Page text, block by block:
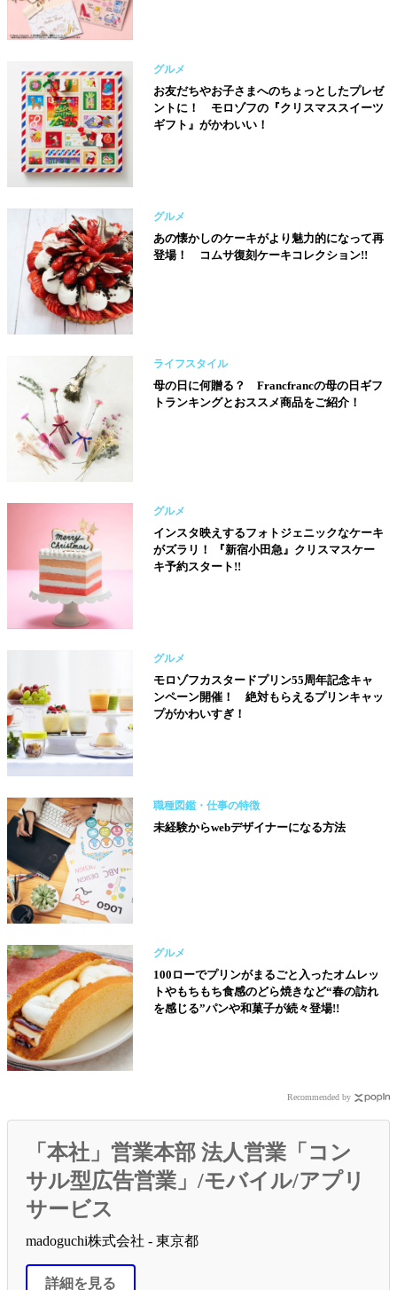
グルメ
お友だちやお子さまへのちょっとしたプレゼ
ントに！ モロゾフの『クリスマススイーツ
ギフト』がかわいい！
グルメ
あの懐かしのケーキがより魅力的になって再
登場！ コムサ復刻ケーキコレクション!!
ライフスタイル
母の日に何贈る？ Francfrancの母の日ギフ
トランキングとおススメ商品をご紹介！
グルメ
インスタ映えするフォトジェニックなケーキ
がズラリ！ 『新宿小田急』クリスマスケー
キ予約スタート!!
グルメ
モロゾフカスタードプリン55周年記念キャ
ンペーン開催！ 絶対もらえるプリンキャッ
プがかわいすぎ！
職種図鑑・仕事の特徴
未経験からwebデザイナーになる方法
グルメ
100ローでプリンがまるごと入ったオムレッ
トやもちもち食感のどら焼きなど“春の訪れ
を感じる”パンや和菓子が続々登場!!
Recommended by
「本社」営業本部 法人営業「コン
サル型広告営業」/モバイル/アプリ
サービス
madoguchi株式会社 - 東京都
詳細を見る